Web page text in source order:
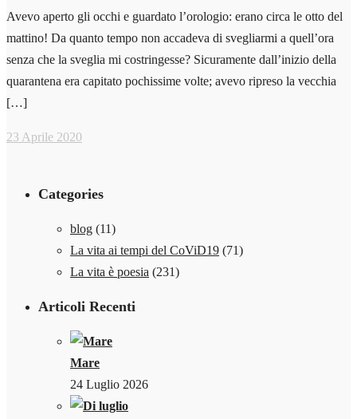
Avevo aperto gli occhi e guardato l’orologio: erano circa le otto del
mattino! Da quanto tempo non accadeva di svegliarmi a quell’ora
senza che la sveglia mi costringesse? Sicuramente dall’inizio della
quarantena era capitato pochissime volte; avevo ripreso la vecchia
[…]
23 Aprile 2020
Categories
blog (11)
La vita ai tempi del CoViD19 (71)
La vita è poesia (231)
Articoli Recenti
Mare
24 Luglio 2026